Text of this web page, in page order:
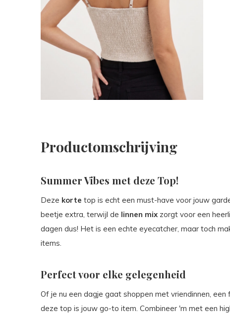
Productomschrijving
Summer Vibes met deze Top!
Deze korte top is echt een must-have voor jouw
beetje extra, terwijl de linnen mix zorgt voor een
dagen dus! Het is een echte eyecatcher, maar toch
items.
Perfect voor elke gelegenheid
Of je nu een dagje gaat shoppen met vriendinnen,
deze top is jouw go-to item. Combineer 'm met een